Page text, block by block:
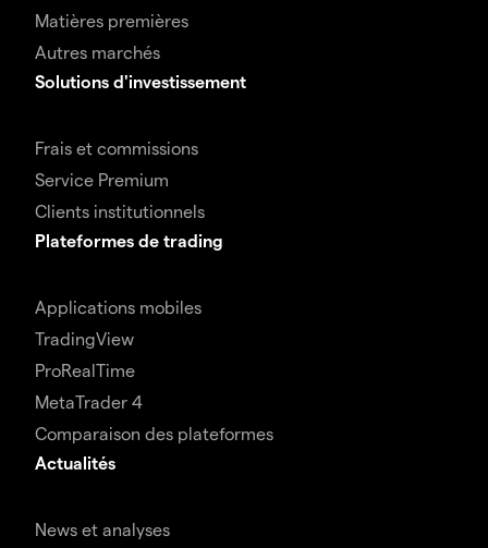
Matières premières
Autres marchés
Solutions d'investissement
Frais et commissions
Service Premium
Clients institutionnels
Plateformes de trading
Applications mobiles
TradingView
ProRealTime
MetaTrader 4
Comparaison des plateformes
Actualités
News et analyses